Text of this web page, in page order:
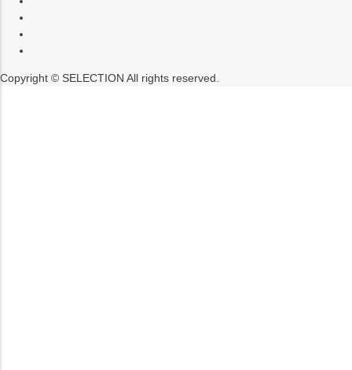
Copyright © SELECTION All rights reserved.